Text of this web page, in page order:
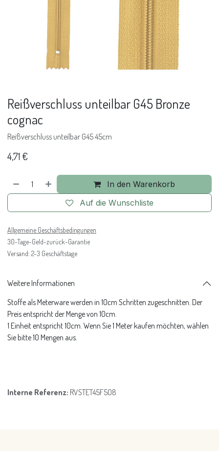
Reißverschluss unteilbar G45 Bronze
cognac
Reißverschluss unteilbar G45 45cm
4,71 €
In den Warenkorb
Auf die Wunschliste
Allgemeine Geschäftsbedingungen
30-Tage-Geld-zurück-Garantie
Versand: 2-3 Geschäftstage
Weitere Informationen
Stoffe als Meterware werden in 10cm Schritten zugeschnitten. Der
Preis entspricht der Menge von 10cm.
1 Einheit entspricht 10cm. Wenn Sie 1 Meter kaufen möchten, wählen
Sie bitte 10 Mengen aus.
Interne Referenz: RVSTET45F508